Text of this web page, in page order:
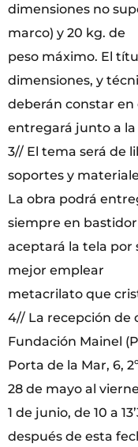
dimensiones no
marco) y 20 kg. de
peso máximo. El
dimensiones, y
deberán constar en
entregará junto a la
3// El tema será de
soportes y
La obra podrá
siempre en bastidor
aceptará la tela por
mejor emplear
metacrilato que
4// La recepción de
Fundación Mainel
Porta de la Mar, 6,
28 de mayo al
1 de junio, de 10 a
después de esta